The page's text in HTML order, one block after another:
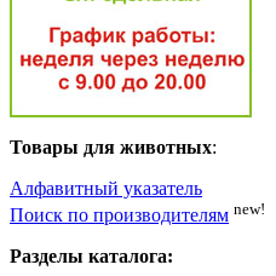
Товары для животных:
Алфавитный указатель
Поиск по производителям new!
Разделы каталога: